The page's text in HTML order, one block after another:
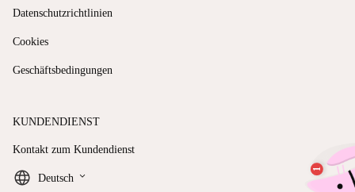
Datenschutzrichtlinien
Cookies
Geschäftsbedingungen
KUNDENDIENST
Kontakt zum Kundendienst
Deutsch keyboard_arrow_down